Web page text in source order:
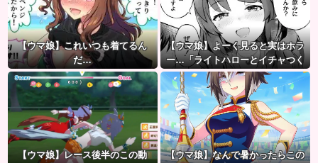
【ウマ娘】これいつも着てるん
だ…
【ウマ娘】よーく見ると実はホラ
ー…「ライトハローとイチャつく
スティルトレ漫画」
【ウマ娘】レース後半のこの動
【ウマ娘】なんで暑かったらこの